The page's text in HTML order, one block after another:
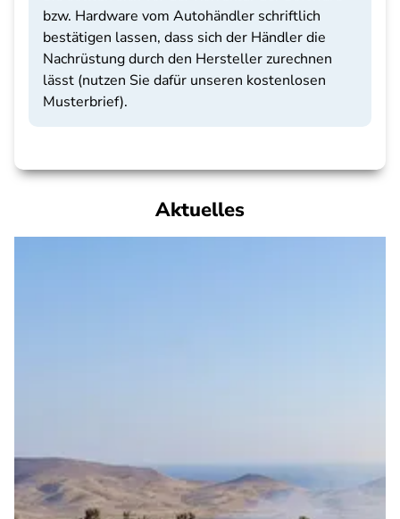
bzw. Hardware vom Autohändler schriftlich
bestätigen lassen, dass sich der Händler die
Nachrüstung durch den Hersteller zurechnen
lässt (nutzen Sie dafür unseren kostenlosen
Musterbrief).
Aktuelles